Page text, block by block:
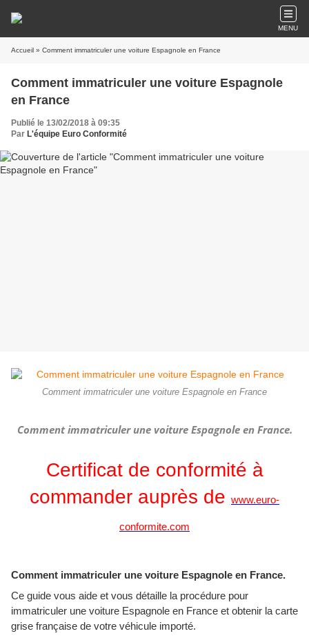
MENU
Accueil » Comment immatriculer une voiture Espagnole en France
Comment immatriculer une voiture Espagnole
en France
Publié le 13/02/2018 à 09:35
Par L'équipe Euro Conformité
Comment immatriculer une voiture Espagnole en France
Comment immatriculer une voiture Espagnole en France.
Certificat de conformité à
commander auprès de www.euro-
conformite.com
Comment immatriculer une voiture Espagnole en France.
Ce guide vous aide et vous détaille la procédure pour
immatriculer une voiture Espagnole en France et obtenir la carte
grise française de votre véhicule importé.